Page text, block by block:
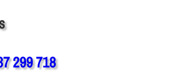
299 718